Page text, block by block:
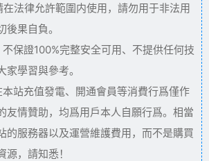
法律允許範圍内使用，請勿用于非法用
果自負。
保證100%完整安全可用、不提供任何技
學習與參考。
站充值發電、開通會員等消費行爲僅作
友情贊助，均爲用戶本人自願行爲。相當
的服務器以及運營維護費用，而不是購買
，請知悉！